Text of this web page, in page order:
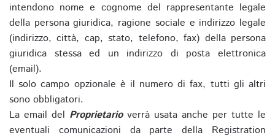
intendono nome e cognome del rappresentante legale
della persona giuridica, ragione sociale e indirizzo legale
(indirizzo, città, cap, stato, telefono, fax) della persona
giuridica stessa ed un indirizzo di posta elettronica
(email).
Il solo campo opzionale è il numero di fax, tutti gli altri
sono obbligatori.
La email del Proprietarioverrà usata anche per tutte le
eventuali comunicazioni da parte della Registration